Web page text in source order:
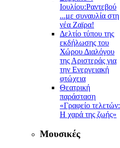
Ιουλίου:Ραντεβού
...με συναυλία στη
νέα Ζαϊρα!
Δελτίο τύπου της
εκδήλωσης του
Χώρου Διαλόγου
της Αριστεράς για
την Ενεργειακή
φτώχεια
Θεατρική
παράσταση
«Γραφείο τελετών:
Η χαρά της ζωής»
Μουσικές